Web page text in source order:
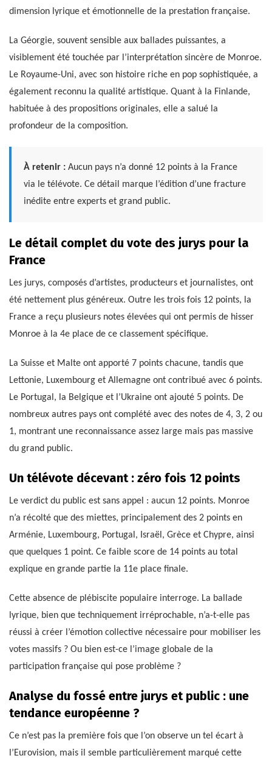
dimension lyrique et émotionnelle de la prestation française.
La Géorgie, souvent sensible aux ballades puissantes, a
visiblement été touchée par l’interprétation sincère de Monroe.
Le Royaume-Uni, avec son histoire riche en pop sophistiquée, a
également reconnu la qualité artistique. Quant à la Finlande,
habituée à des propositions originales, elle a salué la
profondeur de la composition.
À retenir : Aucun pays n’a donné 12 points à la France
via le télévote. Ce détail marque l’édition d’une fracture
inédite entre experts et grand public.
Le détail complet du vote des jurys pour la
France
Les jurys, composés d’artistes, producteurs et journalistes, ont
été nettement plus généreux. Outre les trois fois 12 points, la
France a reçu plusieurs notes élevées qui ont permis de hisser
Monroe à la 4e place de ce classement spécifique.
La Suisse et Malte ont apporté 7 points chacune, tandis que
Lettonie, Luxembourg et Allemagne ont contribué avec 6 points.
Le Portugal, la Belgique et l’Ukraine ont ajouté 5 points. De
nombreux autres pays ont complété avec des notes de 4, 3, 2 ou
1, montrant une reconnaissance assez large mais pas massive
du grand public.
Un télévote décevant : zéro fois 12 points
Le verdict du public est sans appel : aucun 12 points. Monroe
n’a récolté que des miettes, principalement des 2 points en
Arménie, Luxembourg, Portugal, Israël, Grèce et Chypre, ainsi
que quelques 1 point. Ce faible score de 14 points au total
explique en grande partie la 11e place finale.
Cette absence de plébiscite populaire interroge. La ballade
lyrique, bien que techniquement irréprochable, n’a-t-elle pas
réussi à créer l’émotion collective nécessaire pour mobiliser les
votes massifs ? Ou bien est-ce l’image globale de la
participation française qui pose problème ?
Analyse du fossé entre jurys et public : une
tendance européenne ?
Ce n’est pas la première fois que l’on observe un tel écart à
l’Eurovision, mais il semble particulièrement marqué cette